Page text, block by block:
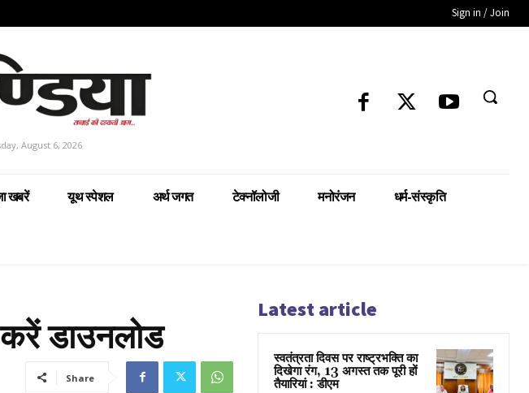
Sign in / Join
August 6, 2026
खबरें यूथ स्पेशल अर्थ जगत टेक्नॉलोजी मनोरंजन धर्म-संस्कृति
करें डाउनलोड
Share
Latest article
स्वतंत्रता दिवस पर राष्ट्रभक्ति का
दिखेगा रंग, 13 अगस्त तक पूरी हों
तैयारियां : डीएम